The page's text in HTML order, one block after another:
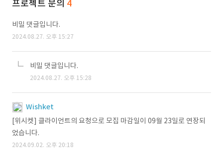
프로젝트 문의 4
비밀 댓글입니다.
2024.08.27. 오후 15:27
비밀 댓글입니다.
2024.08.27. 오후 15:28
Wishket
[위시켓] 클라이언트의 요청으로 모집 마감일이 09월 23일로 연장되
었습니다.
2024.09.02. 오후 20:18